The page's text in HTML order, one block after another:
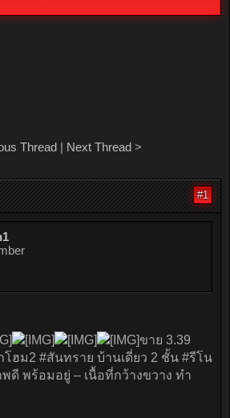
Thread| Next Thread>
#1
ขาย 3.39
โฮม2 #สันทราย บ้านเดี่ยว 2 ชั้น #รีโน
ดี พร้อมอยู่ – เนื้อที่กว้างขวาง ทำ